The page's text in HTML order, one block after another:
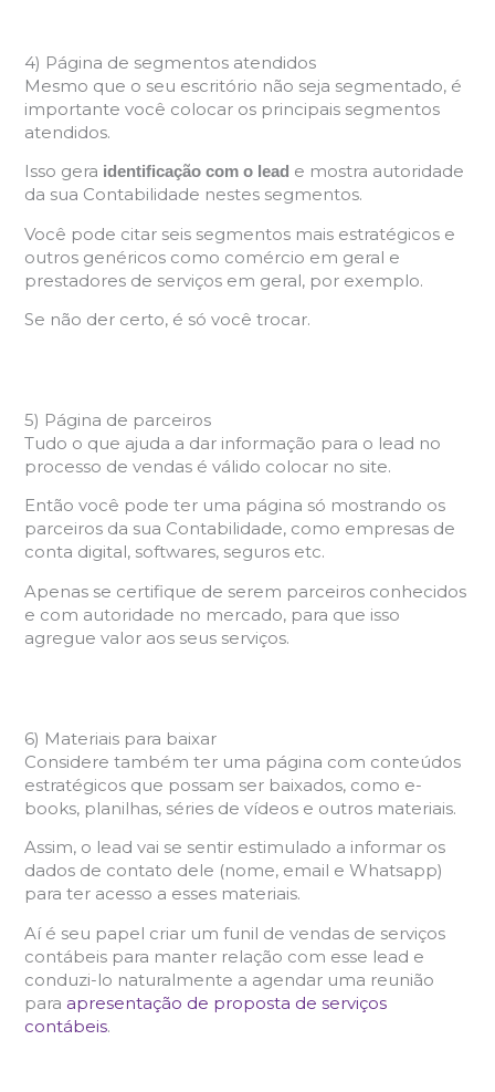
4) Página de segmentos atendidos
Mesmo que o seu escritório não seja segmentado, é
importante você colocar os principais segmentos
atendidos.
Isso gera identificação com o lead e mostra autoridade
da sua Contabilidade nestes segmentos.
Você pode citar seis segmentos mais estratégicos e
outros genéricos como comércio em geral e
prestadores de serviços em geral, por exemplo.
Se não der certo, é só você trocar.
5) Página de parceiros
Tudo o que ajuda a dar informação para o lead no
processo de vendas é válido colocar no site.
Então você pode ter uma página só mostrando os
parceiros da sua Contabilidade, como empresas de
conta digital, softwares, seguros etc.
Apenas se certifique de serem parceiros conhecidos
e com autoridade no mercado, para que isso
agregue valor aos seus serviços.
6) Materiais para baixar
Considere também ter uma página com conteúdos
estratégicos que possam ser baixados, como e-
books, planilhas, séries de vídeos e outros materiais.
Assim, o lead vai se sentir estimulado a informar os
dados de contato dele (nome, email e Whatsapp)
para ter acesso a esses materiais.
Aí é seu papel criar um funil de vendas de serviços
contábeis para manter relação com esse lead e
conduzi-lo naturalmente a agendar uma reunião
para apresentação de proposta de serviços
contábeis.